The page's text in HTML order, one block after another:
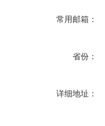
常用邮箱：
省份：
详细地址：